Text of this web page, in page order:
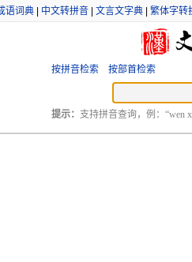
语词典 中文转拼音 文言文字典 繁体字转
按拼音检索 按部首检索
提示： 支持拼音查询，例：“wen